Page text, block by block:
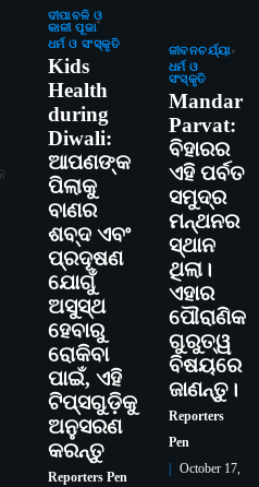
ଦୀପାବଳି ଓ
କାଳୀ ପୂଜା
ଧର୍ମ ଓ ସଂସ୍କୃତି
Kids
Health
during
Diwali:
ଆପଣଙ୍କ
ପିଲାକୁ
ବାଣର
ଶବ୍ଦ ଏବଂ
ପ୍ରଦୂଷଣ
ଯୋଗୁଁ
ଅସୁସ୍ଥ
ହେବାରୁ
ରୋକିବା
ପାଇଁ, ଏହି
ଟିପ୍ସଗୁଡ଼ିକୁ
ଅନୁସରଣ
କରନ୍ତୁ
Reporters Pen
ଜୀବନଚର୍ଯ୍ୟା
ଧର୍ମ ଓ
ସଂସ୍କୃତି
Mandar
Parvat:
ବିହାରର
ଏହି ପର୍ବତ
ସମୁଦ୍ର
ମନ୍ଥନର
ସ୍ଥାନ
ଥିଲା।
ଏହାର
ପୌରାଣିକ
ଗୁରୁତ୍ୱ
ବିଷୟରେ
ଜାଣନ୍ତୁ।
Reporters
Pen
October 17,